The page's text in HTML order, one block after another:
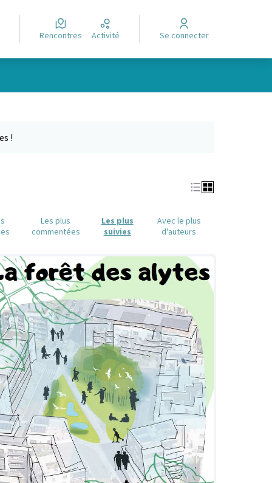
Rencontres Activité Se connecter
!
Les plus
commentées
Les plus
suivies
Avec le plus
d'auteurs